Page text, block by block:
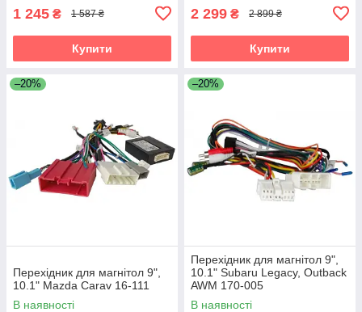
1 245 ₴ 1 587 ₴
Купити
2 299 ₴ 2 899 ₴
Купити
–20%
Перехідник для магнітол 9",
10.1" Mazda Carav 16-111
В наявності
–20%
Перехідник для магнітол 9",
10.1" Subaru Legacy, Outback
AWM 170-005
В наявності